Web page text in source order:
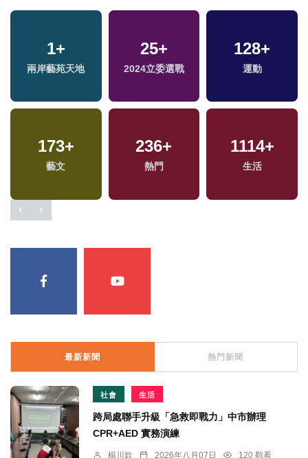
1+
兩岸藝苑天地
25+
2024立委選戰
128+
運動
173+
藝文
236+
熱門
1114+
生活
最新新聞 熱門新聞
社會 生活
跨局處聯手升級「急救即戰力」中市辦理
CPR+AED 實務演練
楊川欽 2026年八月07日 120 觀看